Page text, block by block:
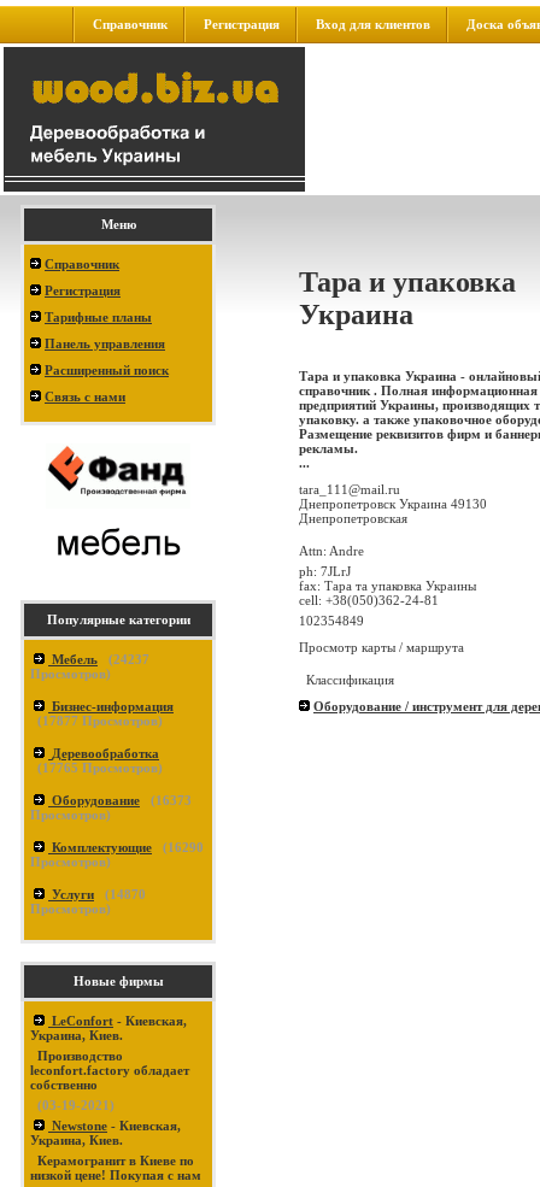
Справочник Регистрация Вход для клиентов Доска
Меню
Справочник
Регистрация
Тарифные планы
Панель управления
Расширенный поиск
Связь с нами
Популярные категории
Мебель (24237
Просмотров)
Бизнес-информация
(17877 Просмотров)
Деревообработка
(17765 Просмотров)
Оборудование (16373
Просмотров)
Комплектующие (16290
Просмотров)
Услуги (14870
Просмотров)
Новые фирмы
LeConfort - Киевская,
Украина, Киев.
Производство
leconfort.factory обладает
собственно
(03-19-2021)
Newstone - Киевская,
Украина, Киев.
Керамогранит в Киеве по
низкой цене! Покупая с нам
Тара и упаковка
Украина
Тара и упаковка Украина -
справочник . Полная
предприятий Украины, производящих
упаковку. а также упаковочное
Размещение реквизитов фирм и
рекламы.
...
tara_111@mail.ru
Днепропетровск Украина 49130
Днепропетровская
Attn: Andre
ph: 7JLrJ
fax: Тара та упаковка Украины
cell: +38(050)362-24-81
102354849
Просмотр карты / маршрута
Классификация
Оборудование / инструмент для